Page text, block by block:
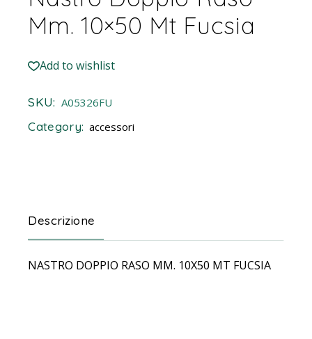
Mm. 10×50 Mt Fucsia
Add to wishlist
SKU: A05326FU
Category: accessori
Descrizione
NASTRO DOPPIO RASO MM. 10X50 MT FUCSIA